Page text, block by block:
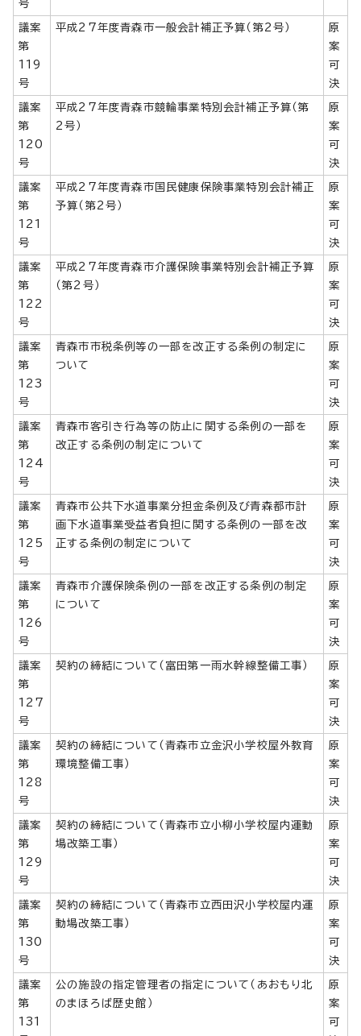
号
議案
第
119
号
平成27年度青森市一般会計補正予算（第2号）
原
案
可
決
議案
第
120
号
平成27年度青森市競輪事業特別会計補正予算（第
2号）
原
案
可
決
議案
第
121
号
平成27年度青森市国民健康保険事業特別会計補正
予算（第2号）
原
案
可
決
議案
第
122
号
平成27年度青森市介護保険事業特別会計補正予算
（第2号）
原
案
可
決
議案
第
123
号
青森市市税条例等の一部を改正する条例の制定に
ついて
原
案
可
決
議案
第
124
号
青森市客引き行為等の防止に関する条例の一部を
改正する条例の制定について
原
案
可
決
議案
第
125
号
青森市公共下水道事業分担金条例及び青森都市計
画下水道事業受益者負担に関する条例の一部を改
正する条例の制定について
原
案
可
決
議案
第
126
号
青森市介護保険条例の一部を改正する条例の制定
について
原
案
可
決
議案
第
127
号
契約の締結について（富田第一雨水幹線整備工事）
原
案
可
決
議案
第
128
号
契約の締結について（青森市立金沢小学校屋外教育
環境整備工事）
原
案
可
決
議案
第
129
号
契約の締結について（青森市立小柳小学校屋内運動
場改築工事）
原
案
可
決
議案
第
130
号
契約の締結について（青森市立西田沢小学校屋内運
動場改築工事）
原
案
可
決
議案
第
131
公の施設の指定管理者の指定について（あおもり北
のまほろば歴史館）
原
案
可